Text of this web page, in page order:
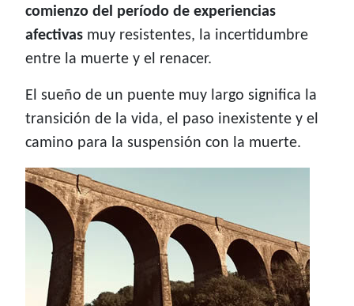
comienzo del período de experiencias
afectivas muy resistentes, la incertidumbre
entre la muerte y el renacer.
El sueño de un puente muy largo significa la
transición de la vida, el paso inexistente y el
camino para la suspensión con la muerte.